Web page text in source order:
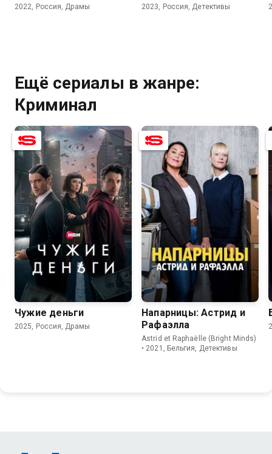
2022, Россия, Драмы 2023, Россия, Детективы
Ещё сериалы в жанре:
Криминал
8.0
Чужие деньги
2025, Россия, Драмы
8.5 8.2
Напарницы: Астрид и
Рафаэлла
Astrid et Raphaëlle (Bright Minds)
• 2021, Бельгия, Детективы